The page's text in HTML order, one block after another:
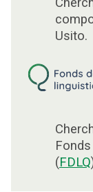
Usito.
(FDLQ